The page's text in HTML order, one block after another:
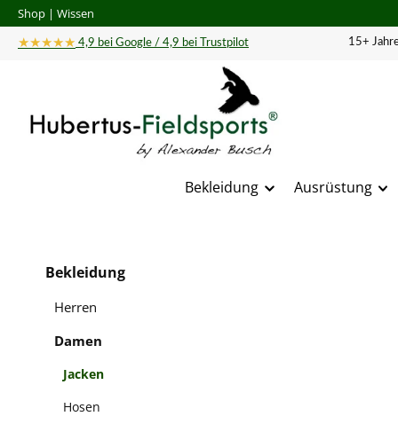
Hauptinhalt springen
Zur Suche springen
Zur Hauptnavigation springen
Shop | Wissen
★★★★★ 4,9 bei Google / 4,9 bei Trustpilot 15+
Bekleidung Ausrüstung
Bekleidung
Herren
Damen
Jacken
Hosen